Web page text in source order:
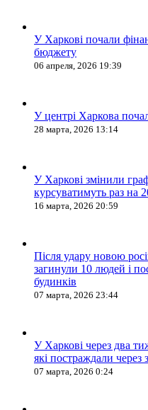
У Харкові почали
бюджету
06 апреля, 2026 19:39
У центрі Харкова
28 марта, 2026 13:14
У Харкові змінили
курсуватимуть раз на
16 марта, 2026 20:59
Після удару новою
загинули 10 людей і
будинків
07 марта, 2026 23:44
У Харкові через два
які постраждали через
07 марта, 2026 0:24